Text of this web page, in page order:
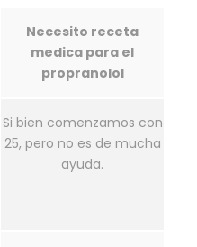
Necesito receta
medica para el
propranolol
Si bien comenzamos con
25, pero no es de mucha
ayuda.